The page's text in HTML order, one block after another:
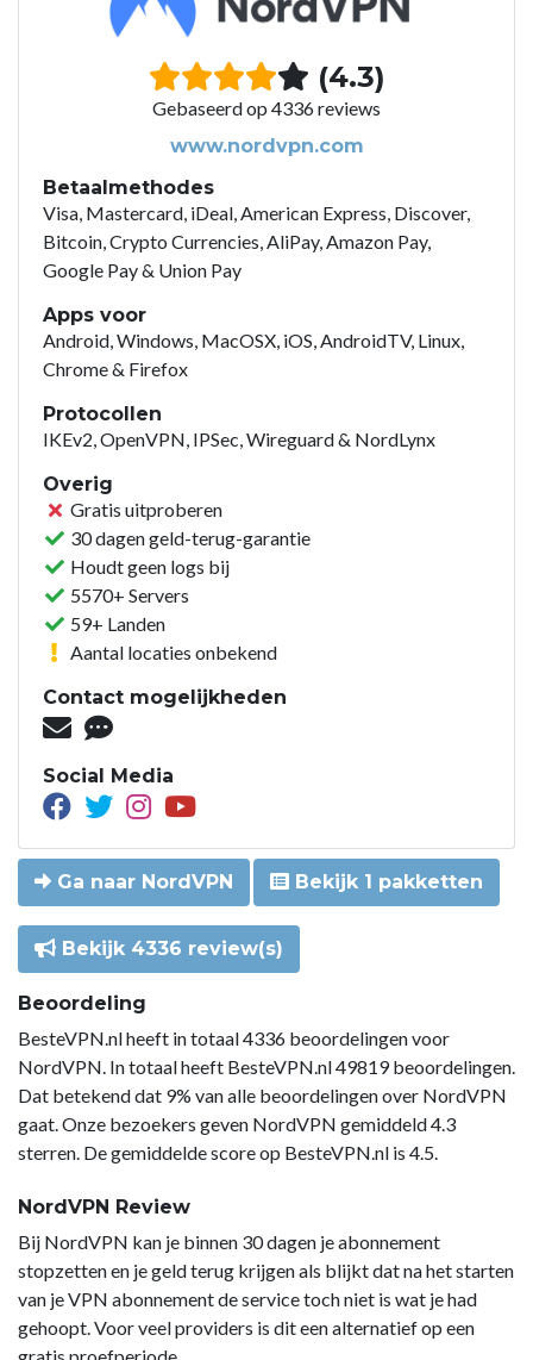
(4.3)
Gebaseerd op 4336 reviews
www.nordvpn.com
Betaalmethodes
Visa, Mastercard, iDeal, American Express, Discover,
Bitcoin, Crypto Currencies, AliPay, Amazon Pay,
Google Pay & Union Pay
Apps voor
Android, Windows, MacOSX, iOS, AndroidTV, Linux,
Chrome & Firefox
Protocollen
IKEv2, OpenVPN, IPSec, Wireguard & NordLynx
Overig
Gratis uitproberen
30 dagen geld-terug-garantie
Houdt geen logs bij
5570+ Servers
59+ Landen
Aantal locaties onbekend
Contact mogelijkheden
Social Media
Ga naar NordVPN Bekijk 1 pakketten
Bekijk 4336 review(s)
Beoordeling
BesteVPN.nl heeft in totaal 4336 beoordelingen voor
NordVPN. In totaal heeft BesteVPN.nl 49819 beoordelingen.
Dat betekend dat 9% van alle beoordelingen over NordVPN
gaat. Onze bezoekers geven NordVPN gemiddeld 4.3
sterren. De gemiddelde score op BesteVPN.nl is 4.5.
NordVPN Review
Bij NordVPN kan je binnen 30 dagen je abonnement
stopzetten en je geld terug krijgen als blijkt dat na het starten
van je VPN abonnement de service toch niet is wat je had
gehoopt. Voor veel providers is dit een alternatief op een
gratis proefperiode.